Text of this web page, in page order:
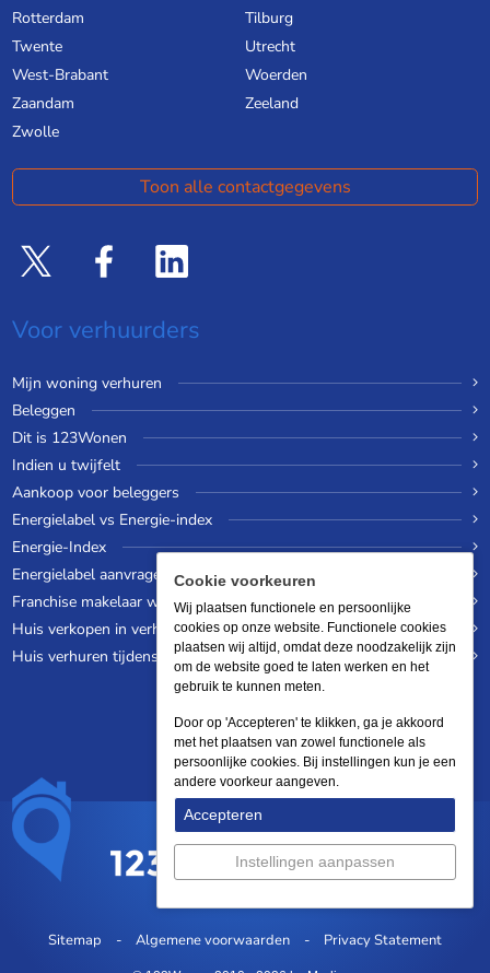
Rotterdam
Tilburg
Twente
Utrecht
West-Brabant
Woerden
Zaandam
Zeeland
Zwolle
Toon alle contactgegevens
Voor verhuurders
Mijn woning verhuren
Beleggen
Dit is 123Wonen
Indien u twijfelt
Aankoop voor beleggers
Energielabel vs Energie-index
Energie-Index
Energielabel aanvragen
Franchise makelaar worden
Huis verkopen in verhuurde staat
Huis verhuren tijdens een wereldreis
Sitemap Algemene voorwaarden Privacy Statement
Cookie voorkeuren
Wij plaatsen functionele en persoonlijke
cookies op onze website. Functionele cookies
plaatsen wij altijd, omdat deze noodzakelijk zijn
om de website goed te laten werken en het
gebruik te kunnen meten.
Door op 'Accepteren' te klikken, ga je akkoord
met het plaatsen van zowel functionele als
persoonlijke cookies. Bij instellingen kun je een
andere voorkeur aangeven.
Accepteren
Instellingen aanpassen